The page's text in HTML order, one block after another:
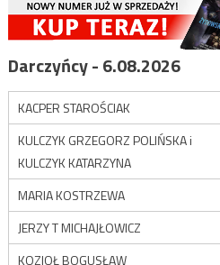
Darczyńcy - 6.08.2026
KACPER STAROŚCIAK
KULCZYK GRZEGORZ POLIŃSKA i
KULCZYK KATARZYNA
MARIA KOSTRZEWA
JERZY T MICHAJŁOWICZ
KOZIOŁ BOGUSŁAW